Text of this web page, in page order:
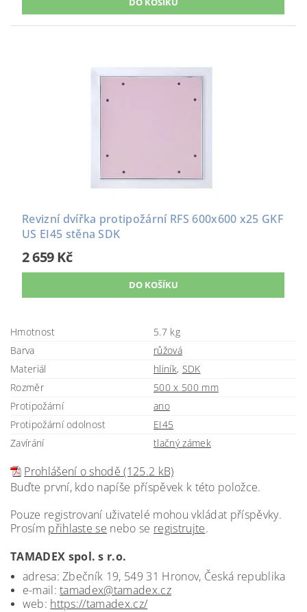
Revizní dvířka protipožární RFS 600x600 x25 GKF
US EI45 stěna SDK
2 659 Kč
Hmotnost
5.7 kg
Barva
růžová
Materiál
hliník, SDK
Rozměr
500 x 500 mm
Protipožární
ano
Protipožární odolnost
EI45
Zavírání
tlačný zámek
Prohlášení o shodě (125.2 kB)
Buďte první, kdo napíše příspěvek k této položce.
Pouze registrovaní uživatelé mohou vkládat příspěvky.
Prosím přihlaste se nebo se registrujte.
TAMADEX spol. s r.o.
adresa: Zbečník 19, 549 31 Hronov, Česká republika
e-mail:tamadex@tamadex.cz
web: https://tamadex.cz/